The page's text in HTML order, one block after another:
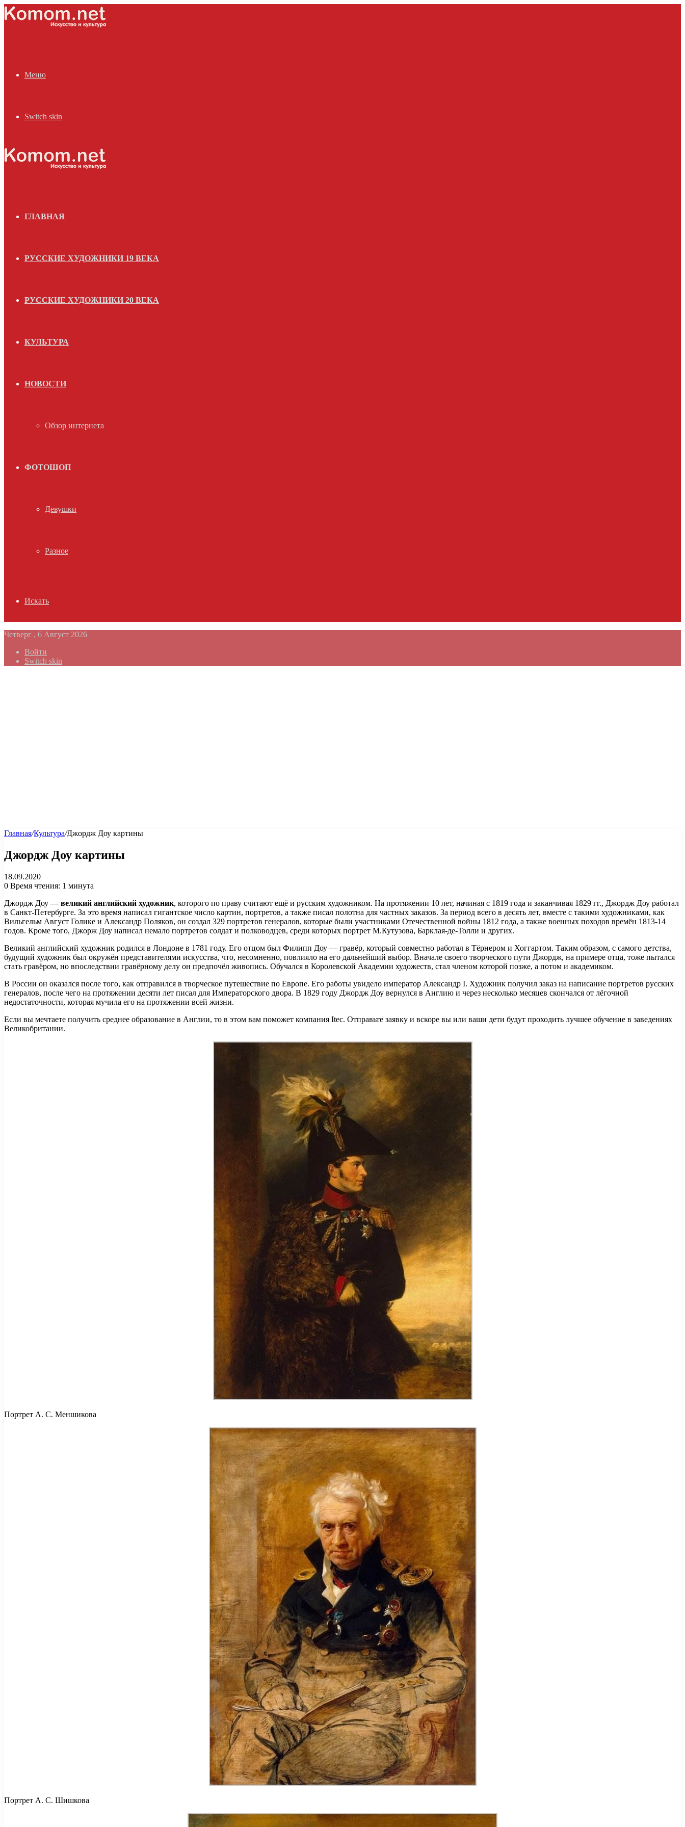
Меню
Switch skin
ГЛАВНАЯ
РУССКИЕ ХУДОЖНИКИ 19 ВЕКА
РУССКИЕ ХУДОЖНИКИ 20 ВЕКА
КУЛЬТУРА
НОВОСТИ
Обзор интернета
ФОТОШОП
Девушки
Разное
Искать
Четверг , 6 Август 2026
Войти
Switch skin
Главная/Культура/Джордж Доу картины
Джордж Доу картины
18.09.2020
0 Время чтения: 1 минута
Джордж Доу — великий английский художник, которого по праву считают ещё и русским художником. На протяжении 10 лет, начиная с 1819 года и заканчивая 1829 гг., Джордж Доу работал
в Санкт-Петербурге. За это время написал гигантское число картин, портретов, а также писал полотна для частных заказов. За период всего в десять лет, вместе с такими художниками, как
Вильгельм Август Голике и Александр Поляков, он создал 329 портретов генералов, которые были участниками Отечественной войны 1812 года, а также военных походов времён 1813-14
годов. Кроме того, Джорж Доу написал немало портретов солдат и полководцев, среди которых портрет М.Кутузова, Барклая-де-Толли и других.
Великий английский художник родился в Лондоне в 1781 году. Его отцом был Филипп Доу — гравёр, который совместно работал в Тёрнером и Хоггартом. Таким образом, с самого детства,
будущий художник был окружён представителями искусства, что, несомненно, повлияло на его дальнейший выбор. Вначале своего творческого пути Джордж, на примере отца, тоже пытался
стать гравёром, но впоследствии гравёрному делу он предпочёл живопись. Обучался в Королевской Академии художеств, стал членом которой позже, а потом и академиком.
В России он оказался после того, как отправился в творческое путешествие по Европе. Его работы увидело император Александр I. Художник получил заказ на написание портретов русских
генералов, после чего на протяжении десяти лет писал для Императорского двора. В 1829 году Джордж Доу вернулся в Англию и через несколько месяцев скончался от лёгочной
недостаточности, которая мучила его на протяжении всей жизни.
Если вы мечтаете получить среднее образование в Англии, то в этом вам поможет компания Itec. Отправьте заявку и вскоре вы или ваши дети будут проходить лучшее обучение в заведениях
Великобритании.
Портрет А. С. Меншикова
Портрет А. С. Шишкова